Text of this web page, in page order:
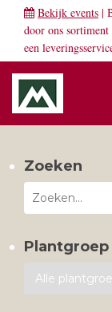
Bekijk events |
door ons
een
Zoeken
Plantgroep